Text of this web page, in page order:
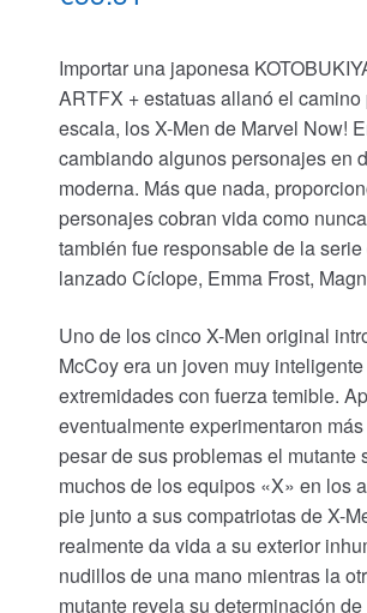
Importar una japonesa
ARTFX + estatuas allanó el
escala, los X-Men de Marvel Now!
cambiando algunos personajes en
moderna. Más que nada,
personajes cobran vida como
también fue responsable de la
lanzado Cíclope, Emma Frost,
Uno de los cinco X-Men original
McCoy era un joven muy
extremidades con fuerza temible.
eventualmente experimentaron
pesar de sus problemas el
muchos de los equipos «X» en los
pie junto a sus compatriotas de X-
realmente da vida a su exterior
nudillos de una mano mientras la
mutante revela su determinación